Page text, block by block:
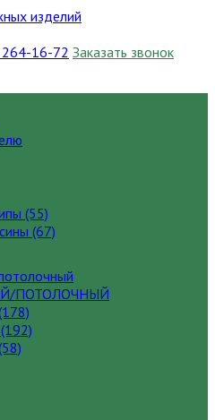
264-16-72 Заказать звонок
(55)
(67)
ПОТОЛОЧНЫЙ